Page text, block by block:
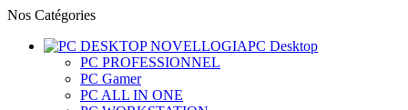
Nos Catégories
PC Desktop
PC PROFESSIONNEL
PC Gamer
PC ALL IN ONE